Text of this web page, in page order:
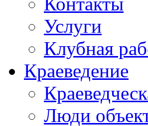
Услуги
Клубная
Краеведение
Люди